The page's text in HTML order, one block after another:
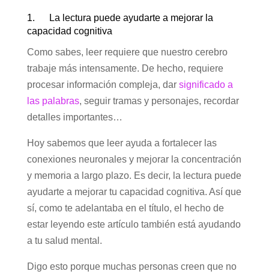
1. La lectura puede ayudarte a mejorar la
capacidad cognitiva
Como sabes, leer requiere que nuestro cerebro
trabaje más intensamente. De hecho, requiere
procesar información compleja, dar significado a
las palabras, seguir tramas y personajes, recordar
detalles importantes…
Hoy sabemos que leer ayuda a fortalecer las
conexiones neuronales y mejorar la concentración
y memoria a largo plazo. Es decir, la lectura puede
ayudarte a mejorar tu capacidad cognitiva. Así que
sí, como te adelantaba en el título, el hecho de
estar leyendo este artículo también está ayudando
a tu salud mental.
Digo esto porque muchas personas creen que no